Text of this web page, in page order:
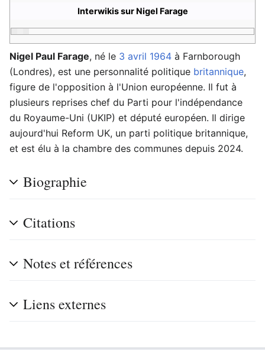
Interwikis sur Nigel Farage
Nigel Paul Farage, né le 3 avril 1964 à Farnborough
(Londres), est une personnalité politique britannique,
figure de l'opposition à l'Union européenne. Il fut à
plusieurs reprises chef du Parti pour l'indépendance
du Royaume-Uni (UKIP) et député européen. Il dirige
aujourd'hui Reform UK, un parti politique britannique,
et est élu à la chambre des communes depuis 2024.
Biographie
Citations
Notes et références
Liens externes